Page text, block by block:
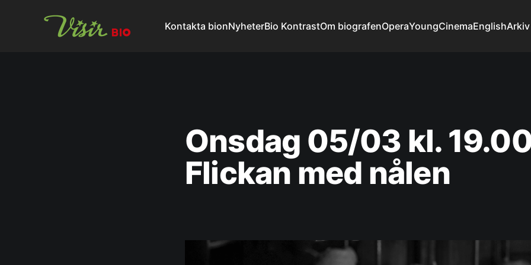
Kontakta bionNyheterBio KontrastOm biografenOperaYoungCinemaEnglishArkiv
Onsdag 05/03 kl.
Flickan med nålen